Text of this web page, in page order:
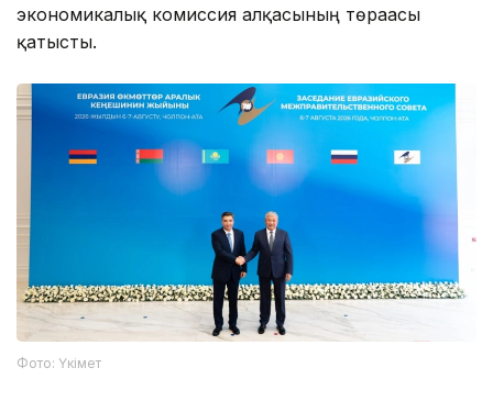
экономикалық комиссия алқасының төрағасы
қатысты.
Фото: Үкімет